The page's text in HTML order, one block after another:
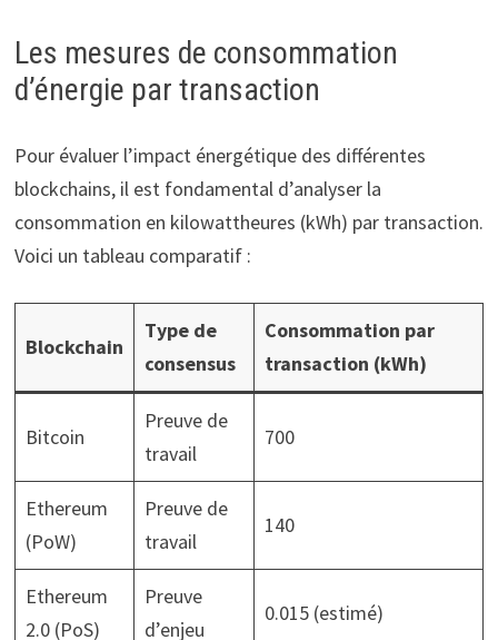
Les mesures de consommation
d’énergie par transaction
Pour évaluer l’impact énergétique des différentes
blockchains, il est fondamental d’analyser la
consommation en kilowattheures (kWh) par transaction.
Voici un tableau comparatif :
Blockchain
Type de
consensus
Consommation par
transaction (kWh)
Bitcoin
Preuve de
travail
700
Ethereum
(PoW)
Preuve de
travail
140
Ethereum
2.0 (PoS)
Preuve
d’enjeu
0.015 (estimé)